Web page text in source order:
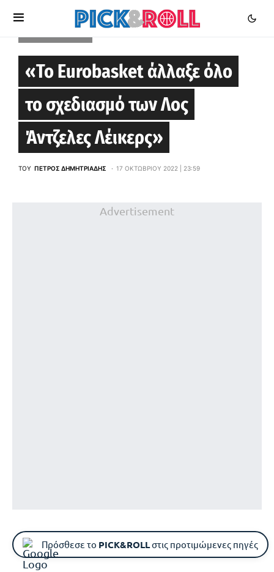
«Το Eurobasket άλλαξε όλο
το σχεδιασμό των Λος
Άντζελες Λέικερς»
ΤΟΥ ΠΈΤΡΟΣ ΔΗΜΗΤΡΙΆΔΗΣ 17 ΟΚΤΩΒΡΊΟΥ 2022 | 23:59
Advertisement
Πρόσθεσε το PICK&ROLLστις προτιμώμενες πηγές